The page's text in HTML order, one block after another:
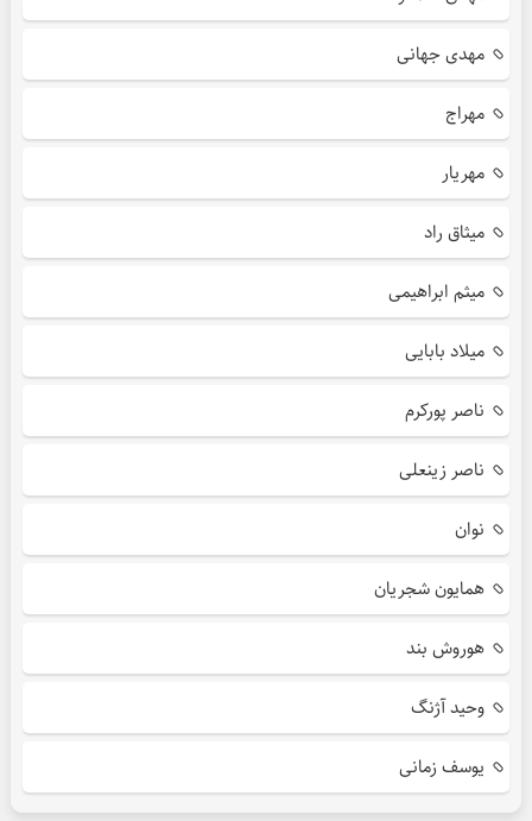
مهدی جهانی
مهراج
مهریار
میثاق راد
میثم ابراهیمی
میلاد بابایی
ناصر پورکرم
ناصر زینعلی
نوان
همایون شجریان
هوروش بند
وحید آژنگ
یوسف زمانی